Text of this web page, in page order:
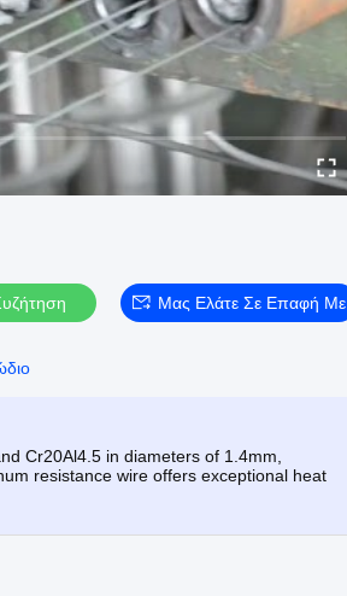
Μας Ελάτε Σε Επαφή Με
Cr20Al4.5 in diameters of 1.4mm,
resistance wire offers exceptional heat